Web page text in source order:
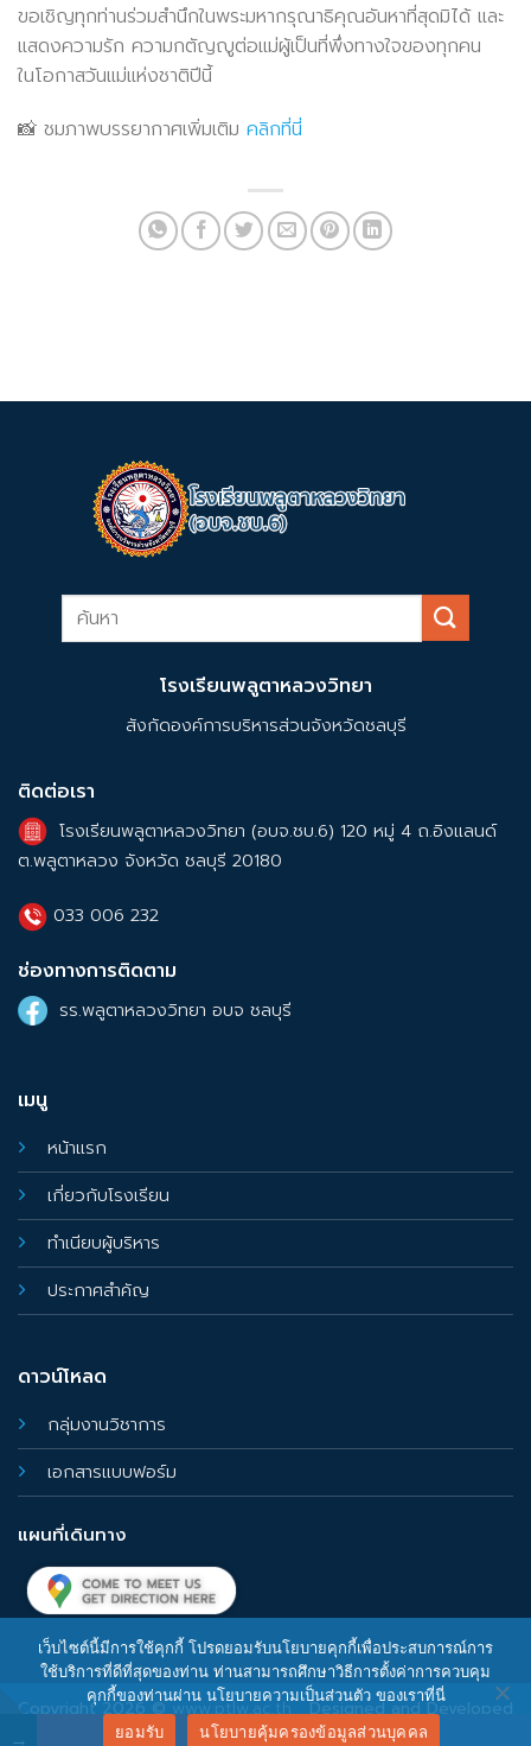
ขอเชิญทุกท่านร่วมสำนึกในพระมหากรุณาธิคุณอันหาที่สุดมิได้ และ
แสดงความรัก ความกตัญญูต่อแม่ผู้เป็นที่พึ่งทางใจของทุกคน
ในโอกาสวันแม่แห่งชาติปีนี้
📸 ชมภาพบรรยากาศเพิ่มเติม คลิกที่นี่
โรงเรียนพลูตาหลวงวิทยา
สังกัดองค์การบริหารส่วนจังหวัดชลบุรี
เมนู
หน้าแรก
เกี่ยวกับโรงเรียน
ทำเนียบผู้บริหาร
ประกาศสำคัญ
ดาวน์โหลด
กลุ่มงานวิชาการ
เอกสารแบบฟอร์ม
แผนที่เดินทาง
ติดต่อเรา
โรงเรียนพลูตาหลวงวิทยา (อบจ.ชบ.6) 120 หมู่ 4 ถ.อิงแลนด์
ต.พลูตาหลวง จังหวัด ชลบุรี 20180
033 006 232
ช่องทางการติดตาม
รร.พลูตาหลวงวิทยา อบจ ชลบุรี
Copyright 2026 ©www.ptlw.ac.thDesigned and Developed
byCJ Soft Co., Ltd.
→
เว็บไซต์นี้มีการใช้คุกกี้ โปรดยอมรับนโยบายคุกกี้เพื่อประสบการณ์การ
ใช้บริการที่ดีที่สุดของท่าน ท่านสามารถศึกษาวิธีการตั้งค่าการควบคุม
คุกกี้ของท่านผ่าน นโยบายความเป็นส่วนตัว ของเราที่นี่
ยอมรับ
นโยบายคุ้มครองข้อมูลส่วนบุคคล